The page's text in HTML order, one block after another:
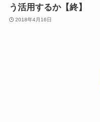
う活用するか【終】
2018年4月16日